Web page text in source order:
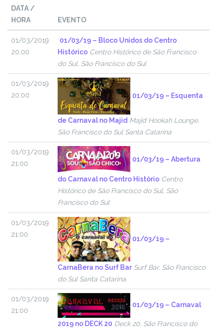
DATA /
HORA
EVENTO
01/03/2019
20:00
01/03/19 – Bloco Unidos do Centro
Histórico Centro Histórico de São Francisco
do Sul, São Francisco do Sul
01/03/2019
20:00
01/03/19 – Esquenta
de Carnaval no Majid Majid Hookah Lounge,
São Francisco do Sul Santa Catarina
01/03/2019
21:00
01/03/19 – Abertura
do Carnaval no Centro Histório Centro
Histórico de São Francisco do Sul, São
Francisco do Sul
01/03/2019
21:00
01/03/19 –
CarnaBera no Surf Bar Surf Bar, São Francisco
do Sul Santa Catarina
01/03/2019
21:00
01/03/19 – Carnaval
2019 no DECK 20 Deck 20, São Francisco do